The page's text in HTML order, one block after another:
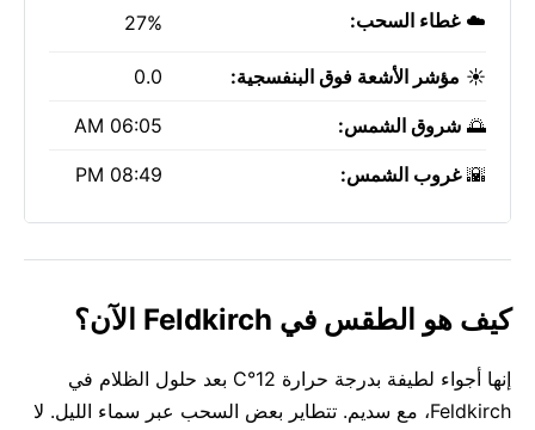
☁️غطاء السحب: 27%
☀️ مؤشر الأشعة فوق البنفسجية: 0.0
🌅 شروق الشمس: 06:05 AM
🌇غروب الشمس: 08:49 PM
كيف هو الطقس في Feldkirch الآن؟
إنها أجواء لطيفة بدرجة حرارة 12°C بعد حلول الظلام في
Feldkirch، مع سديم. تتطاير بعض السحب عبر سماء الليل. لا